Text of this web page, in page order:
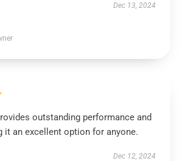
Dec 13, 2024
outstanding performance and
it an excellent option for anyone.
Dec 12, 2024